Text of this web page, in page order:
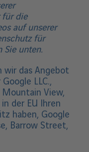
für die
auf unserer
für
Sie unten.
wir das Angebot
LLC.,
View,
der EU Ihren
haben, Google
Barrow Street,